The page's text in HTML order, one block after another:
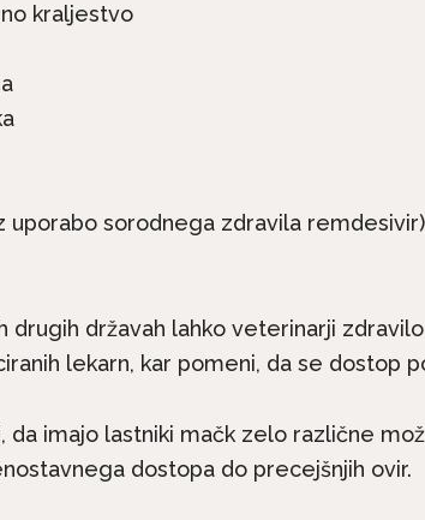
kraljestvo
uporabo sorodnega zdravila remdesivir)
drugih državah lahko veterinarji
lekarn, kar pomeni, da se dostop
da imajo lastniki mačk zelo različne
dostopa do precejšnjih ovir.